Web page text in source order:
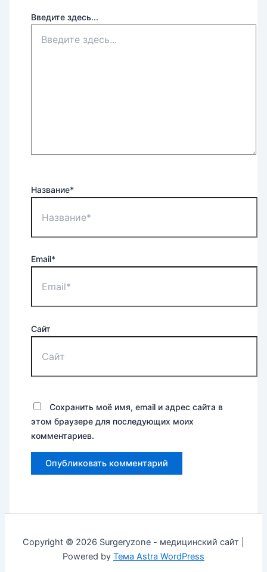
Введите здесь...
Название*
Email*
Сайт
Сохранить моё имя, email и адрес сайта в
этом браузере для последующих моих
комментариев.
Copyright © 2026 Surgeryzone - медицинский сайт |
Powered by Тема Astra WordPress